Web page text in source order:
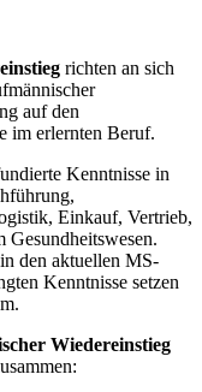
richten an sich
auf den
im erlernten Beruf.
Kenntnisse in
Einkauf, Vertrieb,
den aktuellen MS-
Kenntnisse setzen
Wiedereinstieg